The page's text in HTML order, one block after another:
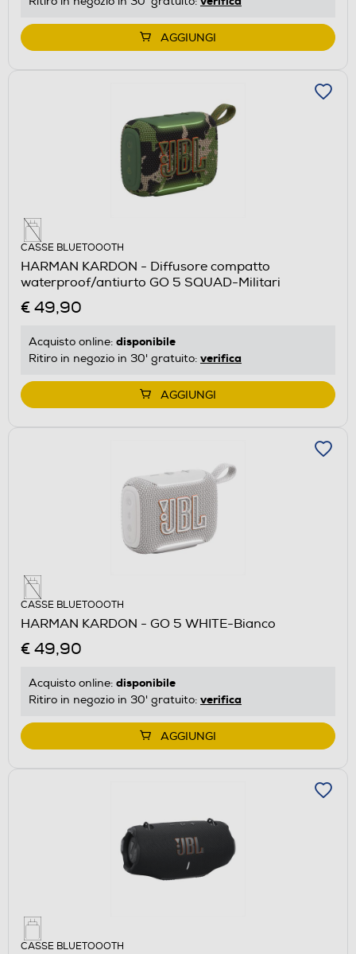
AGGIUNGI
CASSE BLUETOOOTH
HARMAN KARDON - Diffusore compatto
waterproof/antiurto GO 5 SQUAD-Militari
€ 49,90
Acquisto online: disponibile
Ritiro in negozio in 30' gratuito: verifica
AGGIUNGI
CASSE BLUETOOOTH
HARMAN KARDON - GO 5 WHITE-Bianco
€ 49,90
Acquisto online: disponibile
Ritiro in negozio in 30' gratuito: verifica
AGGIUNGI
CASSE BLUETOOOTH